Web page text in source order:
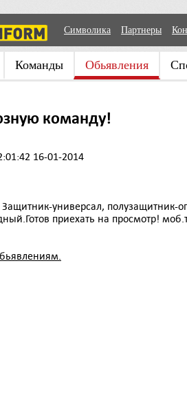
Символика Партнеры
Команды Обьявления
команду!
16-01-2014
Защитник-универсал,
приехать на просмотр!